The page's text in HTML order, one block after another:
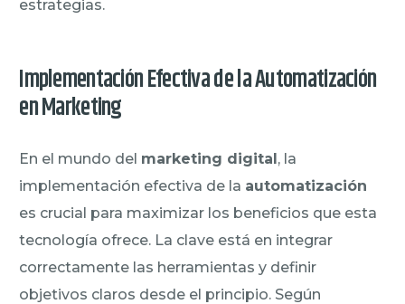
estrategias.
Implementación Efectiva de la Automatización
en Marketing
En el mundo del marketing digital, la
implementación efectiva de la automatización
es crucial para maximizar los beneficios que esta
tecnología ofrece. La clave está en integrar
correctamente las herramientas y definir
objetivos claros desde el principio. Según